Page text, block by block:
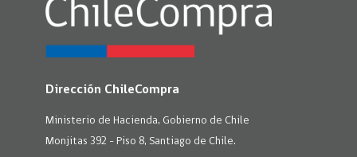
Dirección ChileCompra
Ministerio de Hacienda, Gobierno de Chile
Monjitas 392 - Piso 8, Santiago de Chile.